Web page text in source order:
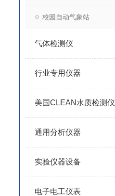
校园自动气象站
气体检测仪
行业专用仪器
美国CLEAN水质检测仪
通用分析仪器
实验仪器设备
电子电工仪表